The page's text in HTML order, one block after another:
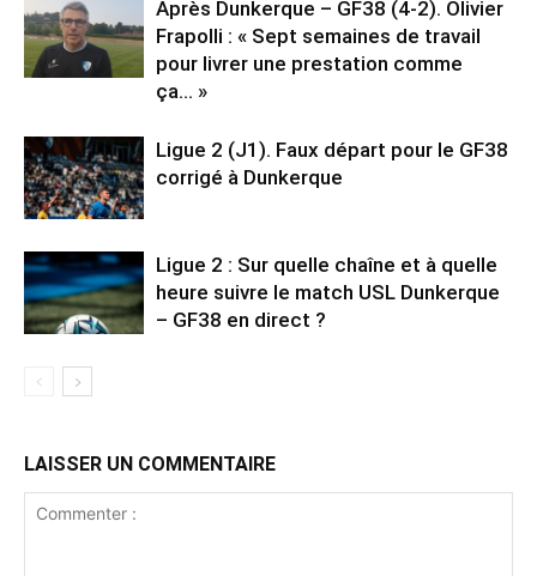
Après Dunkerque – GF38 (4-2). Olivier
Frapolli : « Sept semaines de travail
pour livrer une prestation comme
ça… »
Ligue 2 (J1). Faux départ pour le GF38
corrigé à Dunkerque
Ligue 2 : Sur quelle chaîne et à quelle
heure suivre le match USL Dunkerque
– GF38 en direct ?
LAISSER UN COMMENTAIRE